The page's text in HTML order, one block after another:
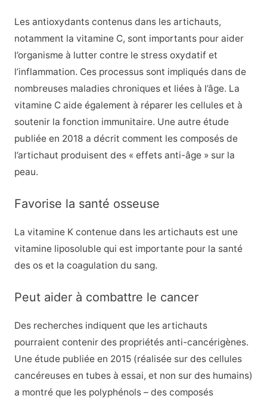
Les antioxydants contenus dans les artichauts,
notamment la vitamine C, sont importants pour aider
l’organisme à lutter contre le stress oxydatif et
l’inflammation. Ces processus sont impliqués dans de
nombreuses maladies chroniques et liées à l’âge. La
vitamine C aide également à réparer les cellules et à
soutenir la fonction immunitaire. Une autre étude
publiée en 2018 a décrit comment les composés de
l’artichaut produisent des « effets anti-âge » sur la
peau.
Favorise la santé osseuse
La vitamine K contenue dans les artichauts est une
vitamine liposoluble qui est importante pour la santé
des os et la coagulation du sang.
Peut aider à combattre le cancer
Des recherches indiquent que les artichauts
pourraient contenir des propriétés anti-cancérigènes.
Une étude publiée en 2015 (réalisée sur des cellules
cancéreuses en tubes à essai, et non sur des humains)
a montré que les polyphénols – des composés